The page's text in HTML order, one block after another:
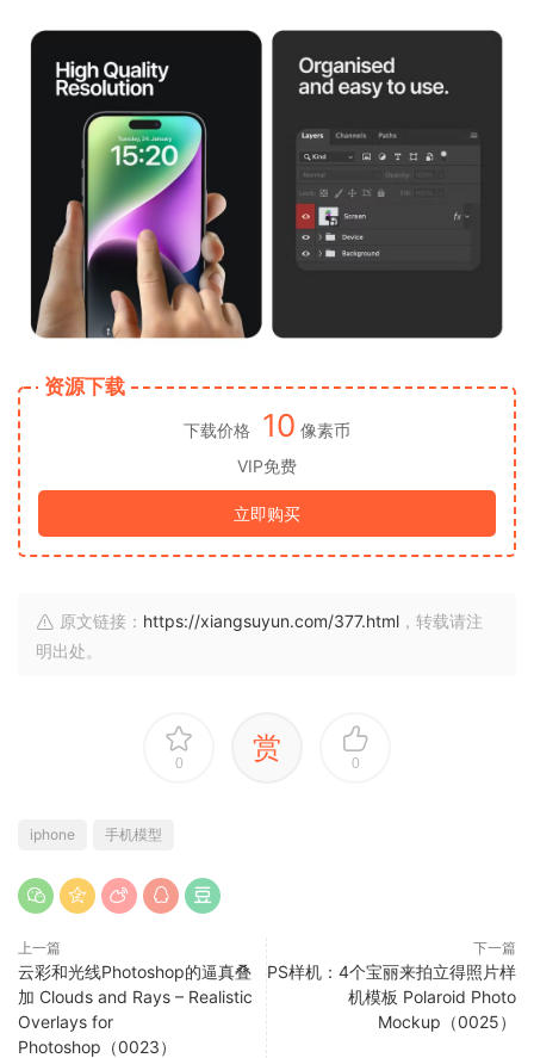
资源下载
下载价格 10 像素币
VIP免费
立即购买
原文链接： https://xiangsuyun.com/377.html ，转载请注
明出处。
0 赏 0
iphone 手机模型
上一篇
云彩和光线Photoshop的逼真叠
加 Clouds and Rays – Realistic
Overlays for
Photoshop（0023）
下一篇
PS样机：4个宝丽来拍立得照片样
机模板 Polaroid Photo
Mockup（0025）